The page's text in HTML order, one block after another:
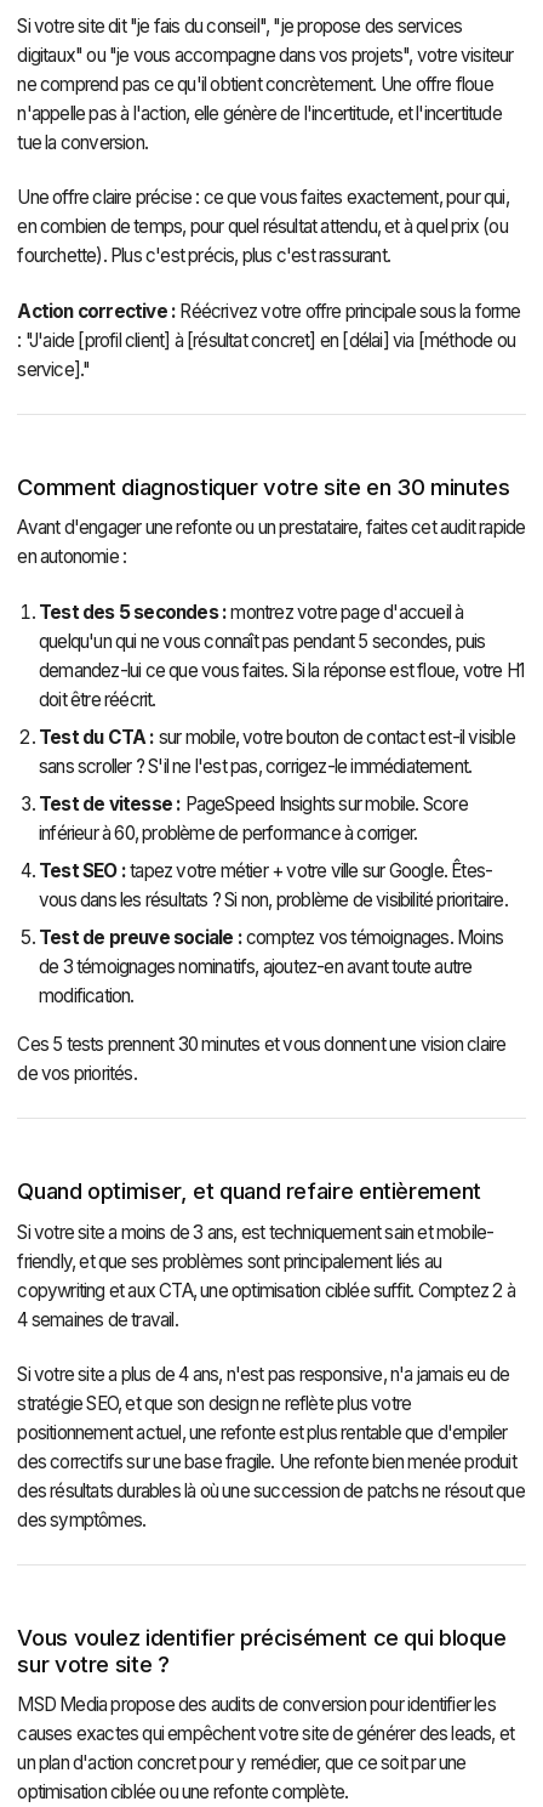
Si votre site dit "je fais du conseil", "je propose des services
digitaux" ou "je vous accompagne dans vos projets", votre visiteur
ne comprend pas ce qu'il obtient concrètement. Une offre floue
n'appelle pas à l'action, elle génère de l'incertitude, et l'incertitude
tue la conversion.
Une offre claire précise : ce que vous faites exactement, pour qui,
en combien de temps, pour quel résultat attendu, et à quel prix (ou
fourchette). Plus c'est précis, plus c'est rassurant.
Action corrective : Réécrivez votre offre principale sous la forme
: "J'aide [profil client] à [résultat concret] en [délai] via [méthode ou
service]."
Comment diagnostiquer votre site en 30 minutes
Avant d'engager une refonte ou un prestataire, faites cet audit rapide
en autonomie :
Test des 5 secondes :montrez votre page d'accueil à
quelqu'un qui ne vous connaît pas pendant 5 secondes, puis
demandez-lui ce que vous faites. Si la réponse est floue, votre H1
doit être réécrit.
Test du CTA : sur mobile, votre bouton de contact est-il visible
sans scroller ? S'il ne l'est pas, corrigez-le immédiatement.
Test de vitesse : PageSpeed Insights sur mobile. Score
inférieur à 60, problème de performance à corriger.
Test SEO :tapez votre métier + votre ville sur Google. Êtes-
vous dans les résultats ? Si non, problème de visibilité prioritaire.
Test de preuve sociale :comptez vos témoignages. Moins
de 3 témoignages nominatifs, ajoutez-en avant toute autre
modification.
Ces 5 tests prennent 30 minutes et vous donnent une vision claire
de vos priorités.
Quand optimiser, et quand refaire entièrement
Si votre site a moins de 3 ans, est techniquement sain et mobile-
friendly, et que ses problèmes sont principalement liés au
copywriting et aux CTA, une optimisation ciblée suffit. Comptez 2 à
4 semaines de travail.
Si votre site a plus de 4 ans, n'est pas responsive, n'a jamais eu de
stratégie SEO, et que son design ne reflète plus votre
positionnement actuel, une refonte est plus rentable que d'empiler
des correctifs sur une base fragile. Une refonte bien menée produit
des résultats durables là où une succession de patchs ne résout que
des symptômes.
Vous voulez identifier précisément ce qui bloque
sur votre site ?
MSD Media propose des audits de conversion pour identifier les
causes exactes qui empêchent votre site de générer des leads, et
un plan d'action concret pour y remédier, que ce soit par une
optimisation ciblée ou une refonte complète.